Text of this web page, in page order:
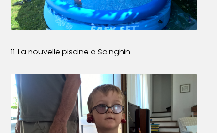
11. La nouvelle piscine a Sainghin